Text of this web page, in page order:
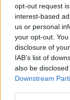
opt-out request
interest-based
us or personal
your opt-out.
disclosure of
IAB’s list of
also be
Downstream
ΔΙΑΒΑΣΤΕ
Ελλάδα|
Νέα
πρόστιμο